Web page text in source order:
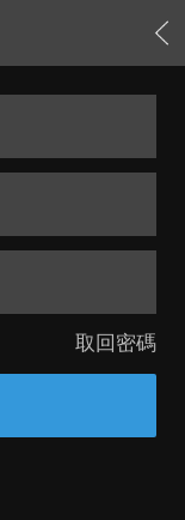
取回密碼